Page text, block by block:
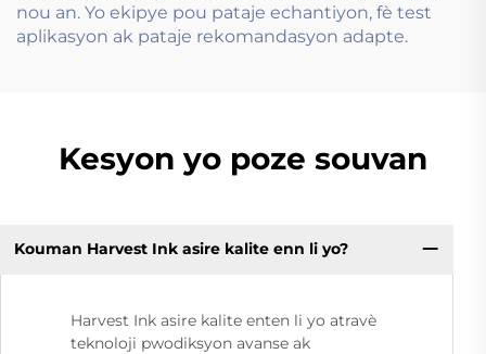
nou an. Yo ekipye pou pataje echantiyon, fè test
aplikasyon ak pataje rekomandasyon adapte.
Kesyon yo poze souvan
Kouman Harvest Ink asire kalite enn li yo?
Harvest Ink asire kalite enten li yo atravè
teknoloji pwodiksyon avanse ak